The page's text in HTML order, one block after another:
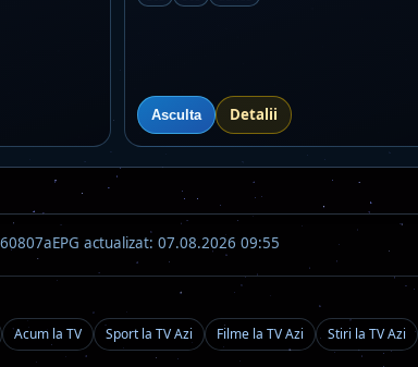
Asculta Detalii
EPG actualizat: 07.08.2026 09:55
Acum la TV Sport la TV Azi Filme la TV Azi Stiri la TV Azi